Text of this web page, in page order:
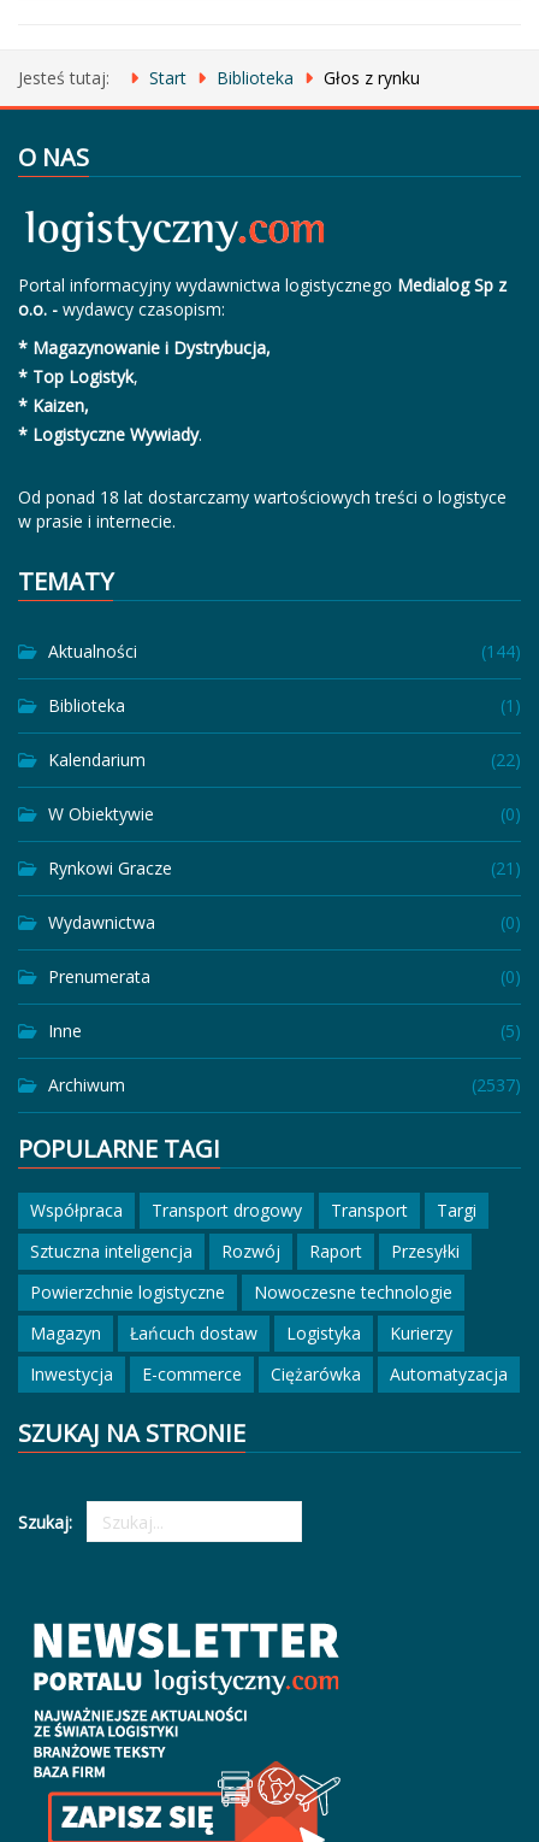
Jesteś tutaj: Start Biblioteka Głos z rynku
O NAS
Portal informacyjny wydawnictwa logistycznego Medialog Sp z
o.o. - wydawcy czasopism:
* Magazynowanie i Dystrybucja,
* Top Logistyk,
* Kaizen,
* Logistyczne Wywiady.
Od ponad 18 lat dostarczamy wartościowych treści o logistyce
w prasie i internecie.
TEMATY
Aktualności (144)
Biblioteka (1)
Kalendarium (22)
W Obiektywie (0)
Rynkowi Gracze (21)
Wydawnictwa (0)
Prenumerata (0)
Inne (5)
Archiwum (2537)
POPULARNE TAGI
Współpraca Transport drogowy Transport
Targi
Sztuczna inteligencja
Rozwój Raport
Przesyłki
Powierzchnie logistyczne
Nowoczesne technologie
Magazyn
Łańcuch dostaw Logistyka
Kurierzy
Inwestycja
E-commerce Ciężarówka Automatyzacja
SZUKAJ NA STRONIE
Szukaj: